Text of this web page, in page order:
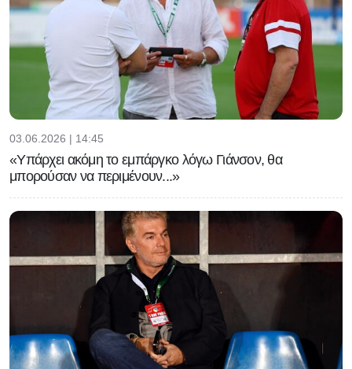
03.06.2026 | 14:45
«Υπάρχει ακόμη το εμπάργκο λόγω Γιάνσον, θα
μπορούσαν να περιμένουν...»